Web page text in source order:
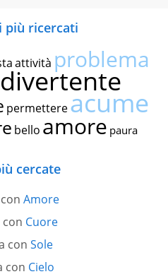
più ricercati
attività problema
divertente
permettereacume
bello amore paura
cercate
Amore
con Cuore
con Sole
con Cielo